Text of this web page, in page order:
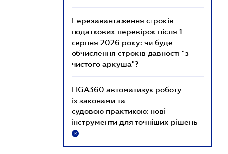
Перезавантаження строків
податкових перевірок після 1
серпня 2026 року: чи буде
обчислення строків давності "з
чистого аркуша"?
LIGA360 автоматизує роботу
із законами та
судовою практикою: нові
інструменти для точніших рішень
R